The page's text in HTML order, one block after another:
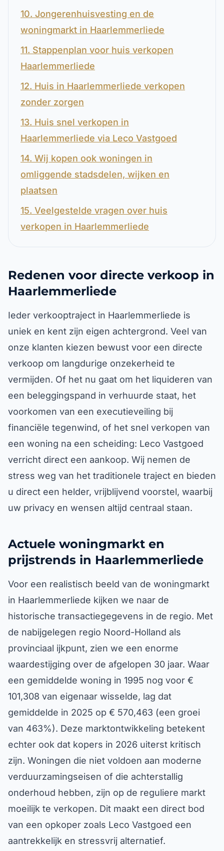
10. Jongerenhuisvesting en de
woningmarkt in Haarlemmerliede
11. Stappenplan voor huis verkopen
Haarlemmerliede
12. Huis in Haarlemmerliede verkopen
zonder zorgen
13. Huis snel verkopen in
Haarlemmerliede via Leco Vastgoed
14. Wij kopen ook woningen in
omliggende stadsdelen, wijken en
plaatsen
15. Veelgestelde vragen over huis
verkopen in Haarlemmerliede
Redenen voor directe verkoop in
Haarlemmerliede
Ieder verkooptraject in Haarlemmerliede is
uniek en kent zijn eigen achtergrond. Veel van
onze klanten kiezen bewust voor een directe
verkoop om langdurige onzekerheid te
vermijden. Of het nu gaat om het liquideren van
een beleggingspand in verhuurde staat, het
voorkomen van een executieveiling bij
financiële tegenwind, of het snel verkopen van
een woning na een scheiding: Leco Vastgoed
verricht direct een aankoop. Wij nemen de
stress weg van het traditionele traject en bieden
u direct een helder, vrijblijvend voorstel, waarbij
uw privacy en wensen altijd centraal staan.
Actuele woningmarkt en
prijstrends in Haarlemmerliede
Voor een realistisch beeld van de woningmarkt
in Haarlemmerliede kijken we naar de
historische transactiegegevens in de regio. Met
de nabijgelegen regio Noord-Holland als
provinciaal ijkpunt, zien we een enorme
waardestijging over de afgelopen 30 jaar. Waar
een gemiddelde woning in 1995 nog voor €
101,308 van eigenaar wisselde, lag dat
gemiddelde in 2025 op € 570,463 (een groei
van 463%). Deze marktontwikkeling betekent
echter ook dat kopers in 2026 uiterst kritisch
zijn. Woningen die niet voldoen aan moderne
verduurzamingseisen of die achterstallig
onderhoud hebben, zijn op de reguliere markt
moeilijk te verkopen. Dit maakt een direct bod
van een opkoper zoals Leco Vastgoed een
aantrekkelijk en stressvrij alternatief.